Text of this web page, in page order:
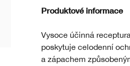
Produktové informace
Vysoce účinná
poskytuje celodenní
a zápachem